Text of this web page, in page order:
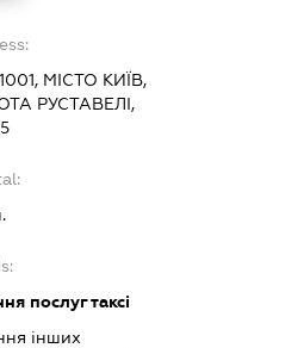
МІСТО КИЇВ,
РУСТАВЕЛІ,
послуг таксі
інших